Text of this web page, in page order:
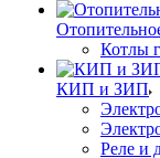
Котлы
КИП и ЗИП
Реле и